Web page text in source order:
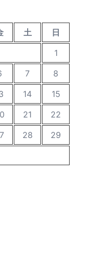
土
日
1
7
8
14
15
21
22
28
29